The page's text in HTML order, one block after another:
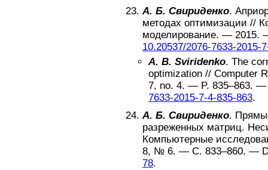
А. Б. Свириденко.
методах оптимизации //
моделирование. — 2015.
10.20537/2076-7633-2015-
A. B. Sviridenko. The
optimization // Computer
7, no. 4. — P. 835–863.
7633-2015-7-4-835-863.
А. Б. Свириденко.
разреженных матриц.
Компьютерные
8, № 6. — С. 833–860. —
78.